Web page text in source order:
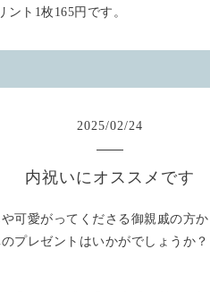
ト1枚165円です。
2025/02/24
内祝いにオススメです
可愛がってくださる御親戚の方
プレゼントはいかがでしょうか？